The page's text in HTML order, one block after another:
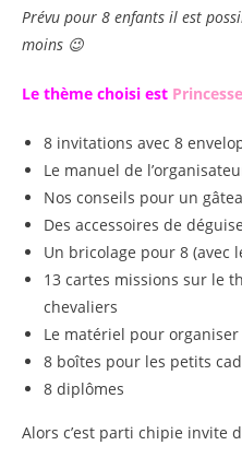
Prévu pour 8 enfants il est
moins 😉
Le thème choisi est
8 invitations avec 8
Le manuel de
Nos conseils pour un
Des accessoires de
Un bricolage pour 8 (avec
13 cartes missions sur le
chevaliers
Le matériel pour
8 boîtes pour les petits
8 diplômes
Alors c’est parti chipie invite